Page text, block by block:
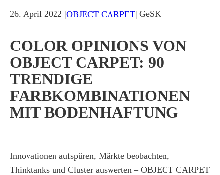
26. April 2022 |OBJECT CARPET| GeSK
COLOR OPINIONS VON
OBJECT CARPET: 90
TRENDIGE
FARBKOMBINATIONEN
MIT BODENHAFTUNG
Innovationen aufspüren, Märkte beobachten,
Thinktanks und Cluster auswerten – OBJECT CARPET